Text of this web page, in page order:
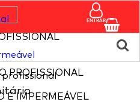
PROFISSIONAL
E IMPERMEÁVEL
ENTRAR